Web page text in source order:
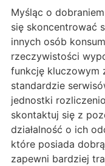
Myśląc o
się skoncentrować
innych osób
rzeczywistości
funkcję kluczowym
standardzie
jednostki
skontaktuj się z
działalność o ich
które posiada
zapewni bardziej